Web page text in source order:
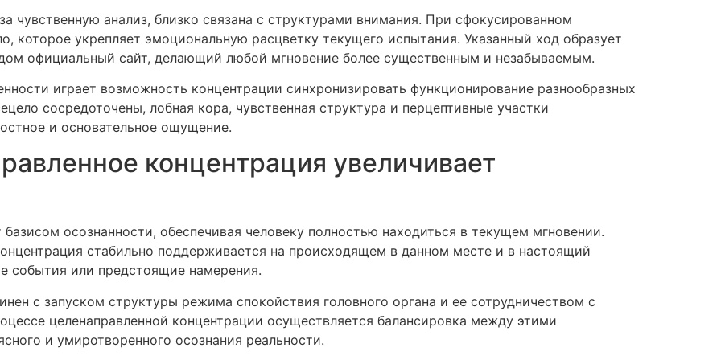
чувственную анализ, близко связана с структурами внимания. При сфокусированном
которое укрепляет эмоциональную расцветку текущего испытания. Указанный ход образует
официальный сайт, делающий любой мгновение более существенным и незабываемым.
играет возможность концентрации синхронизировать функционирование разнообразных
сосредоточены, лобная кора, чувственная структура и перцептивные участки
и основательное ощущение.
концентрация увеличивает
осознанности, обеспечивая человеку полностью находиться в текущем мгновении.
стабильно поддерживается на происходящем в данном месте и в настоящий
события или предстоящие намерения.
с запуском структуры режима спокойствия головного органа и ее сотрудничеством с
целенаправленной концентрации осуществляется балансировка между этими
и умиротворенного осознания реальности.